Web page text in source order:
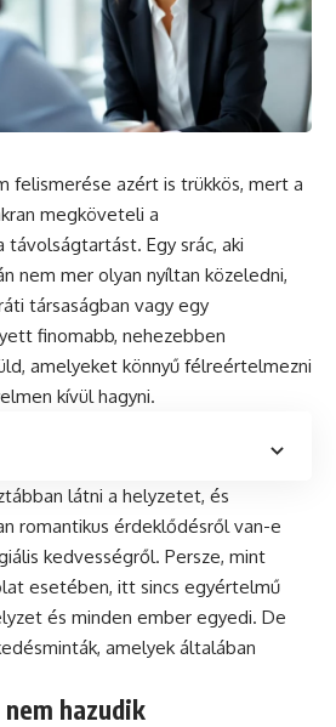
felismerése azért is trükkös, mert a
megköveteli a
Egy srác, aki
nem mer olyan nyíltan közeledni,
társaságban vagy egy
finomabb, nehezebben
amelyeket könnyű félreértelmezni
kívül hagyni.
látni a helyzetet, és
romantikus érdeklődésről van-e
kedvességről. Persze, mint
esetében, itt sincs egyértelmű
és minden ember egyedi. De
amelyek általában
hazudik